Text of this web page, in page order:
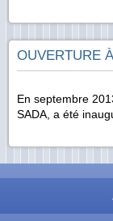
OUVERTURE
En septembre
SADA, a été